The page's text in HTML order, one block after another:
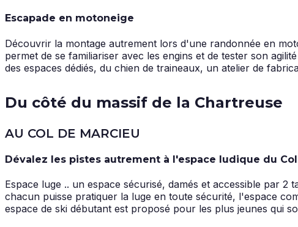
Escapade en motoneige
Découvrir la montage autrement lors d'une randonnée en
permet de se familiariser avec les engins et de tester son
des espaces dédiés, du chien de traineaux, un atelier de
Du côté du massif de la Chartreuse
AU COL DE MARCIEU
Dévalez les pistes autrement à l'espace ludique du
Espace luge .. un espace sécurisé, damés et accessible par
chacun puisse pratiquer la luge en toute sécurité, l'espace
espace de ski débutant est proposé pour les plus jeunes qui